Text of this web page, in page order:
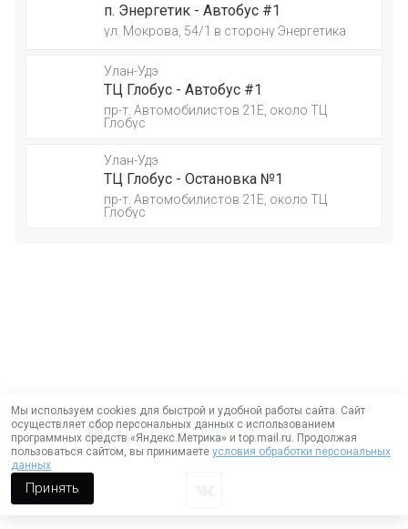
п. Энергетик - Автобус #1
ул. Мокрова, 54/1 в сторону Энергетика
Улан-Удэ
ТЦ Глобус - Автобус #1
пр-т. Автомобилистов 21Е, около ТЦ
Глобус
Улан-Удэ
ТЦ Глобус - Остановка №1
пр-т. Автомобилистов 21Е, около ТЦ
Глобус
Мы используем cookies для быстрой и удобной работы сайта. Сайт
осуществляет сбор персональных данных с использованием
программных средств «Яндекс.Метрика» и top.mail.ru. Продолжая
пользоваться сайтом, вы принимаете условия обработки персональных
данных
Принять